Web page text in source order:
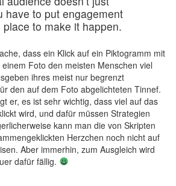
have to put engagement
to make it happen.
dass ein Klick auf ein Piktogramm mit
Foto den meisten Menschen viel
ihres meist nur begrenzt
den auf dem Foto abgelichteten Tinnef.
er, es ist sehr wichtig, dass viel auf das
wird, und dafür müssen Strategien
kann man die von Skripten
Herzchen noch nicht auf
Aber immerhin, zum Ausgleich wird
dafür fällig.